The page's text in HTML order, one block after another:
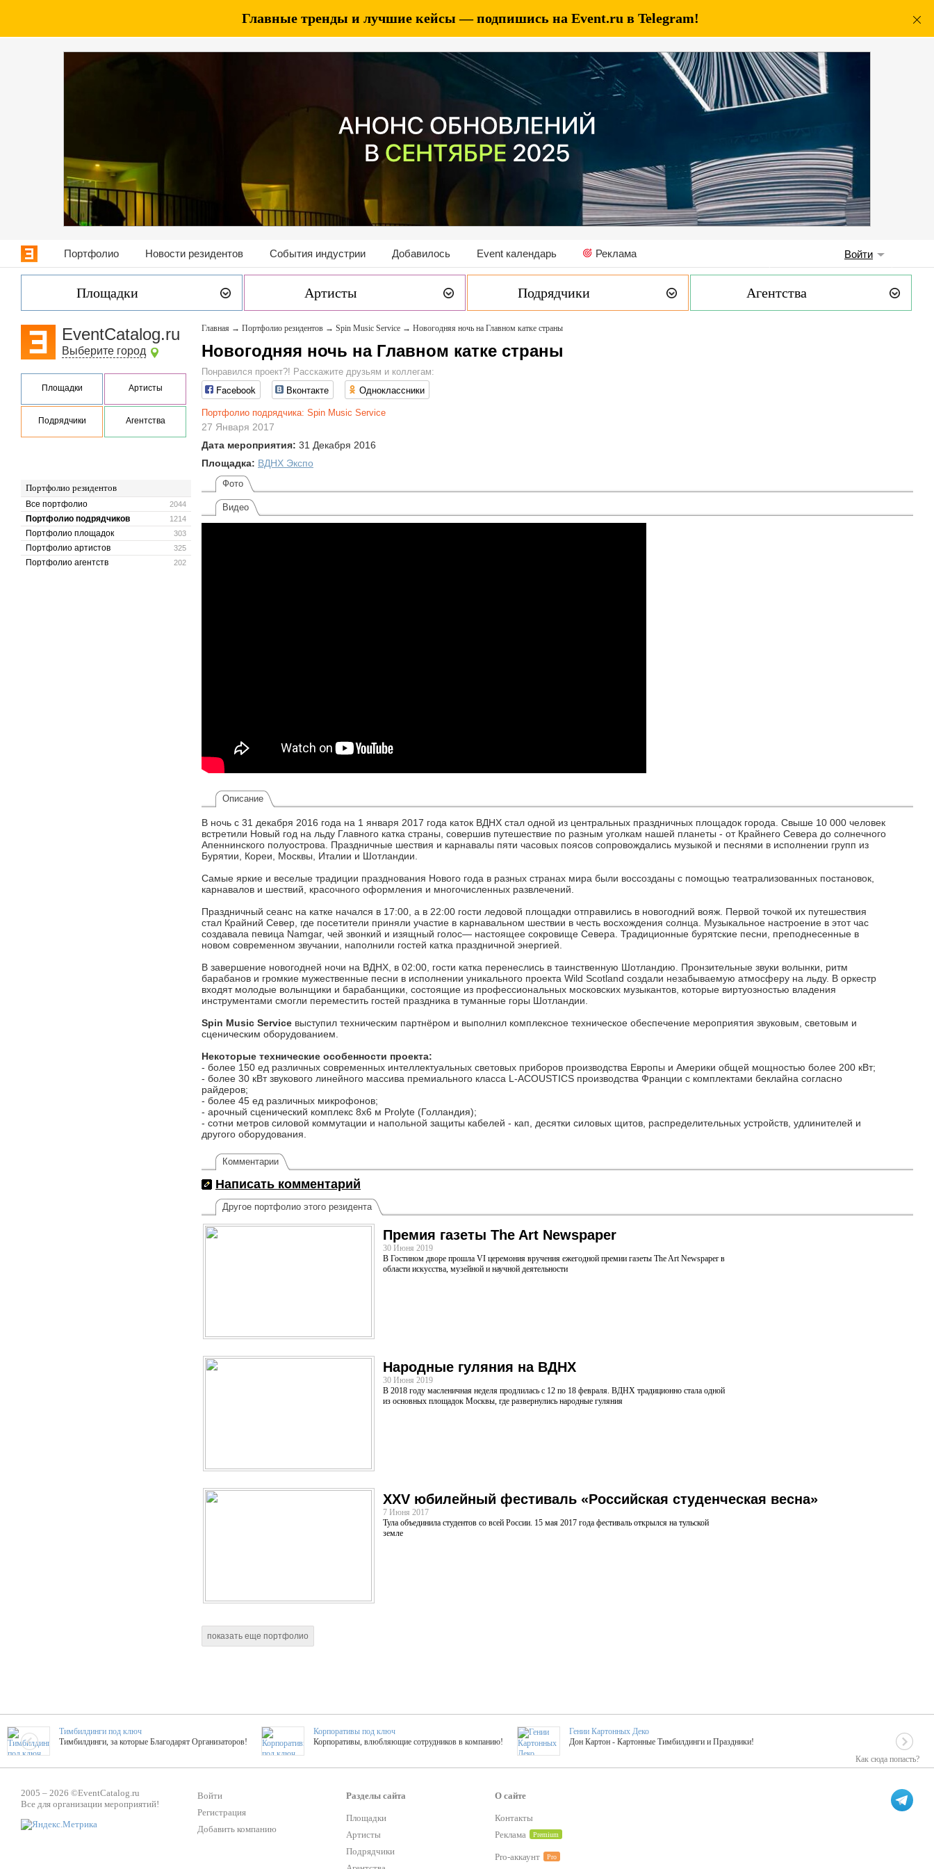
Главные тренды и лучшие кейсы — подпишись на Event.ru в Telegram!
Портфолио Новости резидентов События индустрии Добавилось Event календарь Реклама Войти
Площадки Артисты Подрядчики Агентства
EventCatalog.ru
Выберите город
Площадки Артисты
Подрядчики Агентства
Портфолио резидентов
2044
Все портфолио
1214
Портфолио подрядчиков
303
Портфолио площадок
325
Портфолио артистов
202
Портфолио агентств
Главная → Портфолио резидентов → Spin Music Service → Новогодняя ночь на Главном катке страны
Новогодняя ночь на Главном катке страны
Понравился проект?! Расскажите друзьям и коллегам:
Facebook Вконтакте Одноклассники
Портфолио подрядчика: Spin Music Service
27 Января 2017
Дата мероприятия: 31 Декабря 2016
Площадка: ВДНХ Экспо
Фото
Видео
Описание
В ночь с 31 декабря 2016 года на 1 января 2017 года каток ВДНХ стал одной из центральных праздничных площадок города. Свыше 10 000 человек
встретили Новый год на льду Главного катка страны, совершив путешествие по разным уголкам нашей планеты - от Крайнего Севера до солнечного
Апеннинского полуострова. Праздничные шествия и карнавалы пяти часовых поясов сопровождались музыкой и песнями в исполнении групп из
Бурятии, Кореи, Москвы, Италии и Шотландии.
Самые яркие и веселые традиции празднования Нового года в разных странах мира были воссозданы с помощью театрализованных постановок,
карнавалов и шествий, красочного оформления и многочисленных развлечений.
Праздничный сеанс на катке начался в 17:00, а в 22:00 гости ледовой площадки отправились в новогодний вояж. Первой точкой их путешествия
стал Крайний Север, где посетители приняли участие в карнавальном шествии в честь восхождения солнца. Музыкальное настроение в этот час
создавала певица Namgar, чей звонкий и изящный голос— настоящее сокровище Севера. Традиционные бурятские песни, преподнесенные в
новом современном звучании, наполнили гостей катка праздничной энергией.
В завершение новогодней ночи на ВДНХ, в 02:00, гости катка перенеслись в таинственную Шотландию. Пронзительные звуки волынки, ритм
барабанов и громкие мужественные песни в исполнении уникального проекта Wild Scotland создали незабываемую атмосферу на льду. В оркестр
входят молодые волынщики и барабанщики, состоящие из профессиональных московских музыкантов, которые виртуозностью владения
инструментами смогли переместить гостей праздника в туманные горы Шотландии.
Spin Music Service выступил техническим партнёром и выполнил комплексное техническое обеспечение мероприятия звуковым, световым и
сценическим оборудованием.
Некоторые технические особенности проекта:
- более 150 ед различных современных интеллектуальных световых приборов производства Европы и Америки общей мощностью более 200 кВт;
- более 30 кВт звукового линейного массива премиального класса L-ACOUSTICS производства Франции с комплектами беклайна согласно
райдеров;
- более 45 ед различных микрофонов;
- арочный сценический комплекс 8х6 м Prolyte (Голландия);
- сотни метров силовой коммутации и напольной защиты кабелей - кап, десятки силовых щитов, распределительных устройств, удлинителей и
другого оборудования.
Комментарии
Написать комментарий
Другое портфолио этого резидента
Премия газеты The Art Newspaper
30 Июня 2019
В Гостином дворе прошла VI церемония вручения ежегодной премии газеты The Art Newspaper в
области искусства, музейной и научной деятельности
Народные гуляния на ВДНХ
30 Июня 2019
В 2018 году масленичная неделя продлилась с 12 по 18 февраля. ВДНХ традиционно стала одной
из основных площадок Москвы, где развернулись народные гуляния
XXV юбилейный фестиваль «Российская студенческая весна»
7 Июня 2017
​Тула объединила студентов со всей России. 15 мая 2017 года фестиваль открылся на тульской
земле
показать еще портфолио
Как сюда попасть?
Тимбилдинги под ключ
Тимбилдинги, за которые Благодарят Организаторов!
Корпоративы под ключ
Корпоративы, влюбляющие сотрудников в компанию!
Гении Картонных Деко
Дон Картон - Картонные Тимбилдинги и Праздники!
ТОПовые мастер-классы на мероприятие! Гибкие цены!
Более 420 мастер-классов на выезде на мероприятие!
Мастер-классы
ТОП 25 активностей! Смета за 15 минут!
Букинг компания №1
2005 – 2026 ©EventCatalog.ru
Все для организации мероприятий!
Войти
Регистрация
Добавить компанию
Разделы сайта
Площадки
Артисты
Подрядчики
О сайте
Контакты
Реклама
Premium
Pro-аккаунт Pro